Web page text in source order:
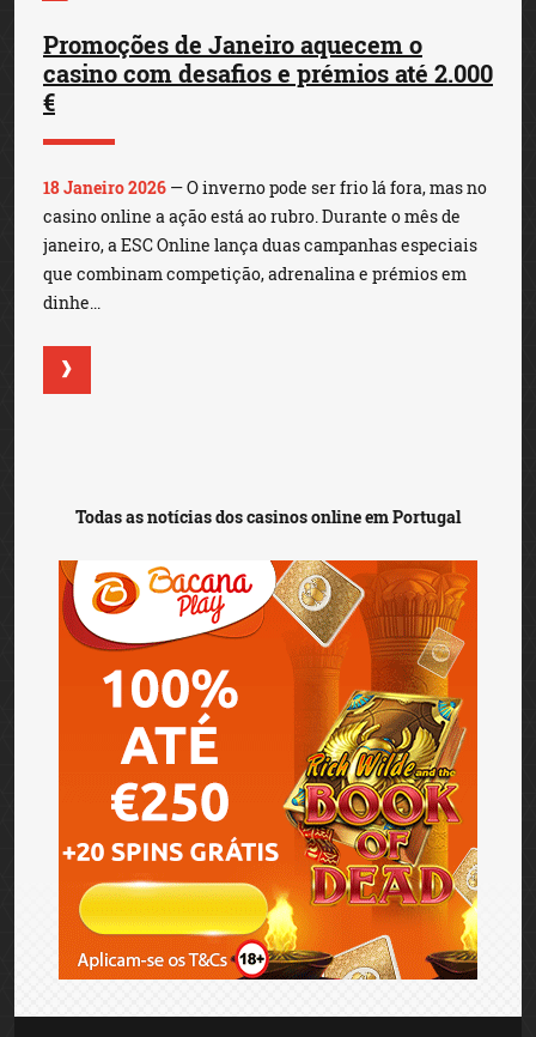
Promoções de Janeiro aquecem o
casino com desafios e prémios até 2.000
€
18 Janeiro 2026 — O inverno pode ser frio lá fora, mas no
casino online a ação está ao rubro. Durante o mês de
janeiro, a ESC Online lança duas campanhas especiais
que combinam competição, adrenalina e prémios em
dinhe...
Todas as notícias dos casinos online em Portugal